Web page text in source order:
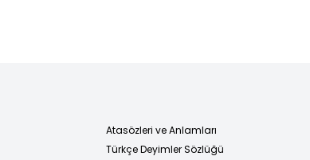
Atasözleri ve Anlamları
Türkçe Deyimler Sözlüğü